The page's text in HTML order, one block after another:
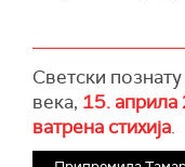
Светски
века, 15. априла
ватрена стихија.